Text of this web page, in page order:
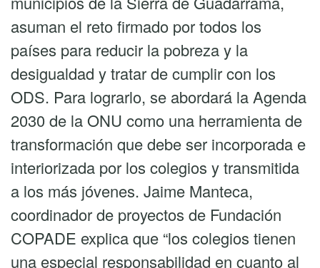
asuman el reto firmado por todos los
países para reducir la pobreza y la
desigualdad y tratar de cumplir con los
ODS. Para lograrlo, se abordará la Agenda
2030 de la ONU como una herramienta de
transformación que debe ser incorporada e
interiorizada por los colegios y transmitida
a los más jóvenes. Jaime Manteca,
coordinador de proyectos de Fundación
COPADE explica que “los colegios tienen
una especial responsabilidad en cuanto al